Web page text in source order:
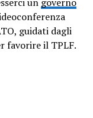
guidati dagli
favorire il TPLF.